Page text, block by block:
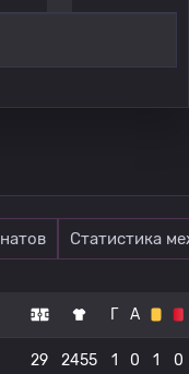
Статистика
Г А
29 2455 1 0 1 0